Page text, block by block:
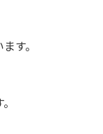
す。